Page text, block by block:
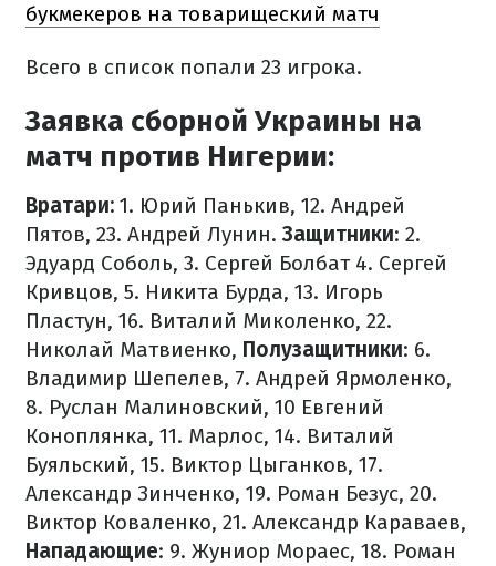
букмекеров на товарищеский матч
Всего в список попали 23 игрока.
Заявка сборной Украины на
матч против Нигерии:
Вратари: 1. Юрий Панькив, 12. Андрей
Пятов, 23. Андрей Лунин. Защитники: 2.
Эдуард Соболь, 3. Сергей Болбат 4. Сергей
Кривцов, 5. Никита Бурда, 13. Игорь
Пластун, 16. Виталий Миколенко, 22.
Николай Матвиенко, Полузащитники: 6.
Владимир Шепелев, 7. Андрей Ярмоленко,
8. Руслан Малиновский, 10 Евгений
Коноплянка, 11. Марлос, 14. Виталий
Буяльский, 15. Виктор Цыганков, 17.
Александр Зинченко, 19. Роман Безус, 20.
Виктор Коваленко, 21. Александр Караваев,
Нападающие: 9. Жуниор Мораес, 18. Роман